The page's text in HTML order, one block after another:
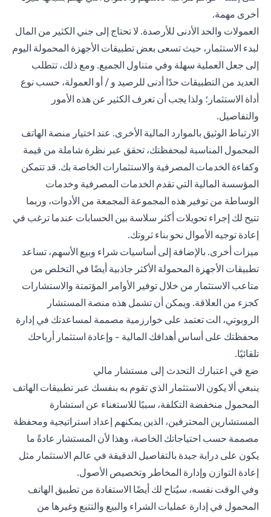
أخرى مهمة.
العمولات والحد الأدنى للأرصدة. لا تحتاج إلى جني الكثير من المال
لبدء الاستثمار، حيث تسعى بعض تطبيقات الأجهزة المحمولة اليوم
إلى جعل العملية سهلة وفي متناول الجميع. ومع ذلك، تتطلب
العديد من التطبيقات حدًا أدنى للرصيد و / أو العمولة، حسب نوع
أداة الاستثمار؛ ولذا يجب أن تعرف الكثير عن هذه الأمور
والتفاصيل.
الارتباط الوثيق بالموارد المالية الأخرى. عند اختيار منصة الهاتف
المحمول المناسبة لمحفظتك، تحقق عبر نظرة شاملة من قيمة
وكفاءة الخدمات المصرفية والاستثمارات الخاصة بك. قد تتمكن
المؤسسة المالية التي تقدم الخدمات المصرفية وخدمات
الوساطة من توفير هذه المجموعة المجمعة من الأدوات، وربما
تتيح لك إجراء تحويلات أكثر سلاسة بين الحسابات عندما ترغب في
إعادة توجيه الأموال نحو بناء ثروتك.
ميزات أخرى. بالإضافة إلى أساسيات شراء وبيع الأسهم، تساعد
تطبيقات الأجهزة المحمولة الأكثر جاذبية أيضًا في التخلص من
متاعب الاستثمار من خلال توفير الأوامر المؤتمتة والاستشارات
كجزء من العلاقة. ويمكن أن تشمل هذه منصة المستشار
الروبوتي، الت تعتمد على خوارزمية مصممة لمساعدتك في إدارة
محفظتك على أساس أهدافك المالية - وإعادة استثمار أرباحك
تلقائيًا.
ضع في اعتبارك التحدث إلى مستشار مالي
ينبغي ألا يكون الاستثمار الذي تقوم به بنفسك عبر تطبيقات الهاتف
المحمول منخفضة التكلفة، سببًا للاستغناء عن استشارة
المستشارين المحترفين، الذين يمكنهم إعداد استراتيجية ومحفظة
مصممة حسب احتياجاتك الخاصة، وهذا لأن المستشار عادةً ما
يكون على دراية جيدة بالتفاصيل الدقيقة في عالم الاستثمار مثل
إعادة التوازن وإدارة المخاطر وتخصيص الأصول.
وفي الوقت نفسه، سيُتاح لك أيضًا الاستفادة من تطبيق الهاتف
المحمول في إدارة عمليات الشراء والبيع والتتبع وغيرها من